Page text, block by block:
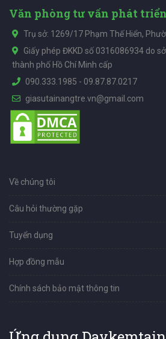
Văn phòng tư vấn phát
Trụ sở: 1269/17 Phạm Thế Hiển,
Giấy phép ĐKKD số 0316086934 do
thành phố Hồ Chí Minh cấp
090.333.1985 - 09.87.87.0217
giasutainangtre.vn@gmail.com
Về chúng tôi
Câu hỏi thường gặp
Tuyển dụng
Hợp đồng mẫu
Chính sách bảo mật thông tin